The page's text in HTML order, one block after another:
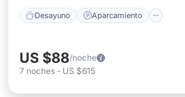
Desayuno Aparcamiento
US $88/noche
7 noches - US $615